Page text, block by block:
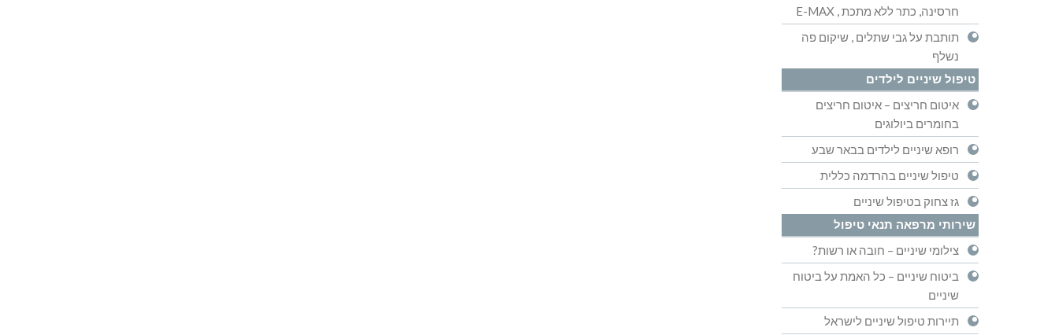
חרסינה, כתר ללא מתכת , E-MAX
תותבת על גבי שתלים , שיקום פה
נשלף
טיפול שיניים לילדים
איטום חריצים – איטום חריצים
בחומרים ביולוגים
רופא שיניים לילדים בבאר שבע
טיפול שיניים בהרדמה כללית
גז צחוק בטיפול שיניים
שירותי מרפאה תנאי טיפול
צילומי שיניים – חובה או רשות?
ביטוח שיניים – כל האמת על ביטוח
שיניים
תיירות טיפול שיניים לישראל